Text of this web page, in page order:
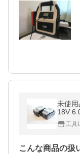
未使
18V
診断が
工具